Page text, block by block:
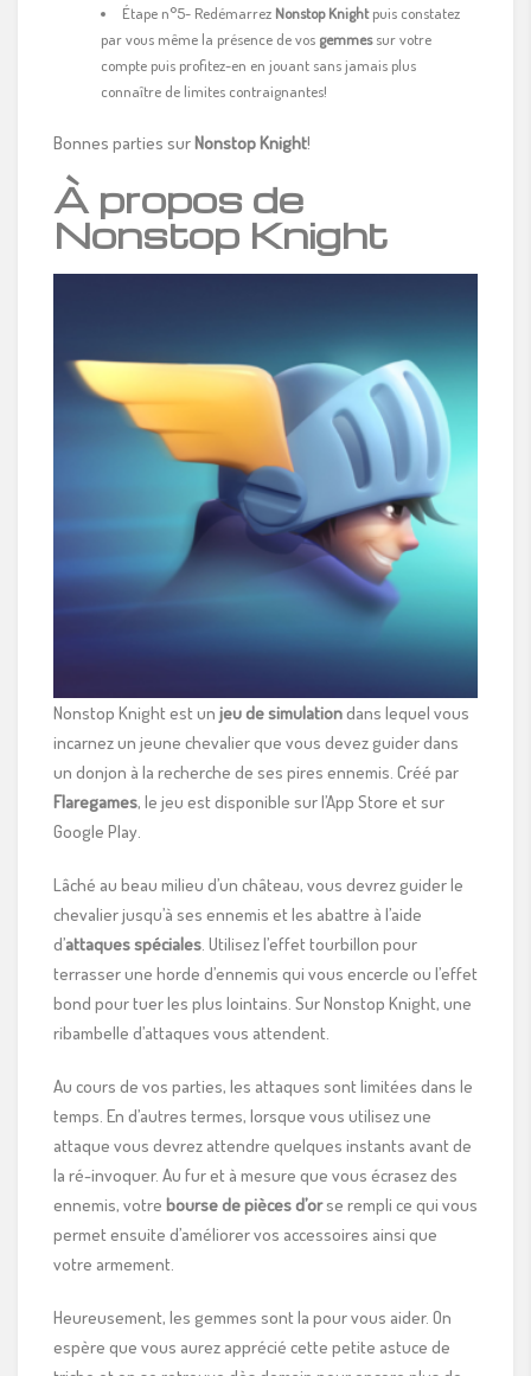
Étape n°5- Redémarrez Nonstop Knightpuis constatez
par vous même la présence de vos gemmessur votre
compte puis profitez-en en jouant sans jamais plus
connaître de limites contraignantes!
Bonnes parties surNonstop Knight!
À propos de
Nonstop Knight
Nonstop Knight est un jeu de simulationdans lequel vous
incarnez un jeune chevalier que vous devez guider dans
un donjon à la recherche de ses pires ennemis. Créé par
Flaregames, le jeu est disponible sur l’App Store et sur
Google Play.
Lâché au beau milieu d’un château, vous devrez guider le
chevalier jusqu’à ses ennemis et les abattre à l’aide
d’attaques spéciales. Utilisez l’effet tourbillon pour
terrasser une horde d’ennemis qui vous encercle ou l’effet
bond pour tuer les plus lointains. Sur Nonstop Knight, une
ribambelle d’attaques vous attendent.
Au cours de vos parties, les attaques sont limitées dans le
temps. En d’autres termes, lorsque vous utilisez une
attaque vous devrez attendre quelques instants avant de
la ré-invoquer. Au fur et à mesure que vous écrasez des
ennemis, votre bourse de pièces d’orse rempli ce qui vous
permet ensuite d’améliorer vos accessoires ainsi que
votre armement.
Heureusement, les gemmes sont la pour vous aider. On
espère que vous aurez apprécié cette petite astuce de